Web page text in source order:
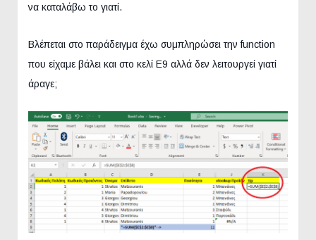
να καταλάβω το γιατί.
Βλέπεται στο παράδειγμα έχω συμπληρώσει την function
που είχαμε βάλει και στο κελί Ε9 αλλά δεν λειτουργεί γιατί
άραγε;